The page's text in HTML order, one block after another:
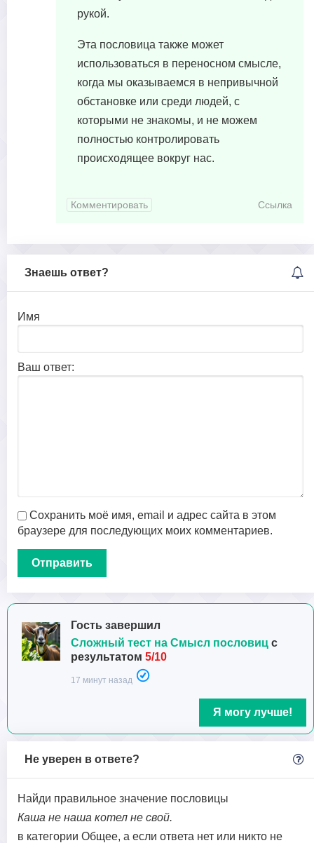
рукой.
Эта пословица также может
использоваться в переносном смысле,
когда мы оказываемся в непривычной
обстановке или среди людей, с
которыми не знакомы, и не можем
полностью контролировать
происходящее вокруг нас.
Комментировать Ссылка
Знаешь ответ?
Имя
Ваш ответ:
Сохранить моё имя, email и адрес сайта в этом
браузере для последующих моих комментариев.
Гость завершил
Сложный тест на Смысл пословиц с
результатом 5/10
17 минут назад
Я могу лучше!
Не уверен в ответе?
Найди правильное значение пословицы
Каша не наша котел не свой.
в категории Общее, а если ответа нет или никто не